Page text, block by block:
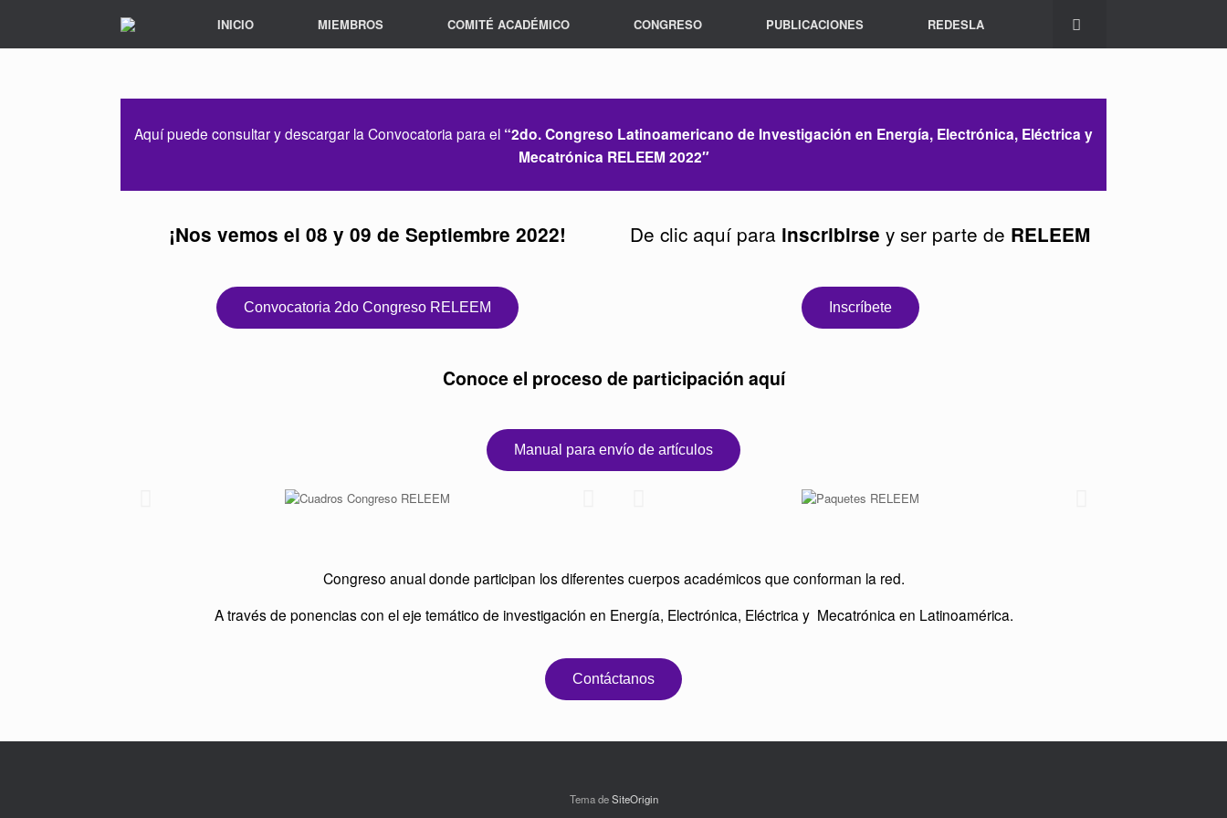
INICIO MIEMBROS COMITÉ ACADÉMICO CONGRESO PUBLICACIONES REDESLA
Aquí puede consultar y descargar la Convocatoria para el “2do. Congreso Latinoamericano de Investigación en Energía, Electrónica, Eléctrica y
Mecatrónica RELEEM 2022″
¡Nos vemos el 08 y 09 de Septiembre 2022! De clic aquí para inscribirse y ser parte de RELEEM
Convocatoria 2do Congreso RELEEM Inscríbete
Conoce el proceso de participación aquí
Manual para envío de artículos
Congreso anual donde participan los diferentes cuerpos académicos que conforman la red.
A través de ponencias con el eje temático de investigación en Energía, Electrónica, Eléctrica y Mecatrónica en Latinoamérica.
Contáctanos
Tema deSiteOrigin